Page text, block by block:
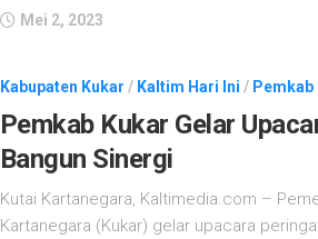
Mei 2, 2023
Kabupaten Kukar / Kaltim Hari Ini / Pemkab
Pemkab Kukar Gelar
Bangun Sinergi
Kutai Kartanegara, Kaltimedia.com –
Kartanegara (Kukar) gelar upacara